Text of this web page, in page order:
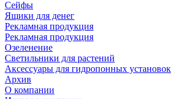
Сейфы
Ящики для денег
Рекламная продукция
Рекламная продукция
Озеленение
Светильники для растений
Аксессуары для гидропонных установок
Архив
О компании